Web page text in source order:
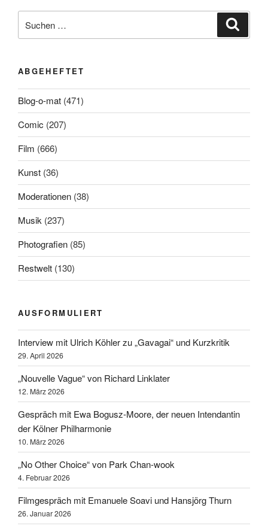
nach:
ABGEHEFTET
Blog-o-mat (471)
Comic (207)
Film (666)
Kunst (36)
Moderationen (38)
Musik (237)
Photografien (85)
Restwelt (130)
AUSFORMULIERT
Interview mit Ulrich Köhler zu „Gavagai“ und Kurzkritik
29. April 2026
„Nouvelle Vague“ von Richard Linklater
12. März 2026
Gespräch mit Ewa Bogusz-Moore, der neuen Intendantin
der Kölner Philharmonie
10. März 2026
„No Other Choice“ von Park Chan-wook
4. Februar 2026
Filmgespräch mit Emanuele Soavi und Hansjörg Thurn
26. Januar 2026